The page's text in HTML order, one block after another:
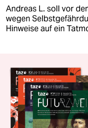
Andreas L. soll vor
wegen
Hinweise auf ein